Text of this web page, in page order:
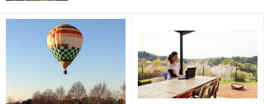
だからツリーハウスに暮らす！～その１～
何もない暮らし＝ストレスのない暮らし